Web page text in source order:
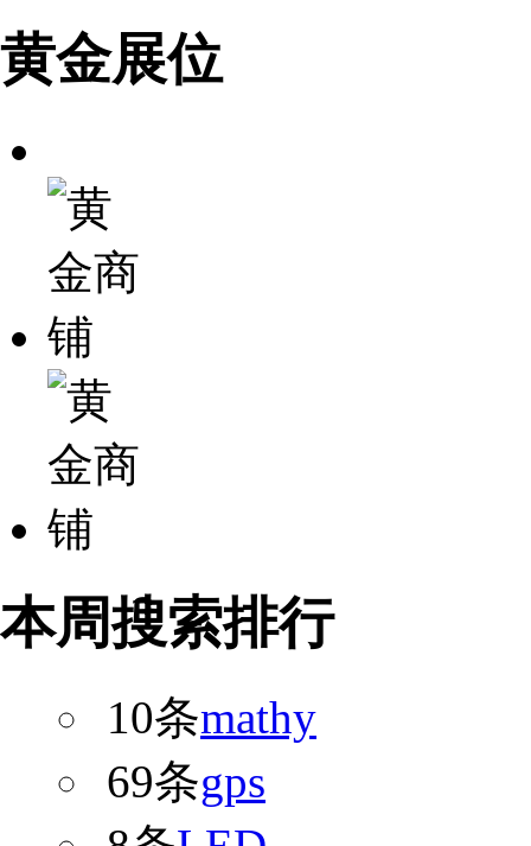
黄金展位
本周搜索排行
10条mathy
69条gps